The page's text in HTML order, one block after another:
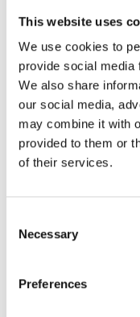
This website uses
We use cookies to
provide social media
We also share
our social media,
may combine it with
provided to them or
of their services.
Selection
Necessary
Preferences
Sitzstangensysteme
Kleine Dinge -
Mehr Komfort für
bieten Stabilität